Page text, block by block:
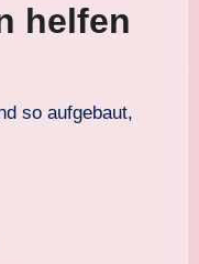
helfen
so aufgebaut,